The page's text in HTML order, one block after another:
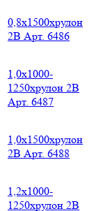
0,8х1500хрулон
2B Арт. 6486
1,0х1000-
1250хрулон 2B
Арт. 6487
1,0х1500хрулон
2B Арт. 6488
1,2х1000-
1250хрулон 2B